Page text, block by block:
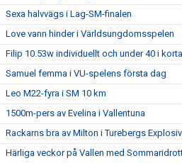
Sexa halvvägs i Lag-SM-finalen
Love vann hinder i Världsungdomsspelen
Filip 10.53w individuellt och under 40 i
Samuel femma i VU-spelens första dag
Leo M22-fyra i SM 10 km
1500m-pers av Evelina i Vallentuna
Rackarns bra av Milton i Turebergs
Härliga veckor på Vallen med